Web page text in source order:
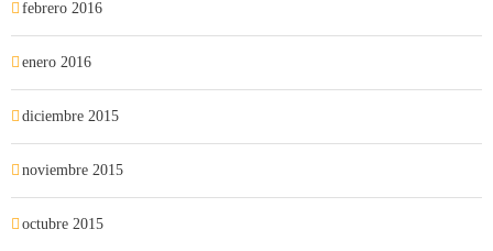
febrero 2016
enero 2016
diciembre 2015
noviembre 2015
octubre 2015